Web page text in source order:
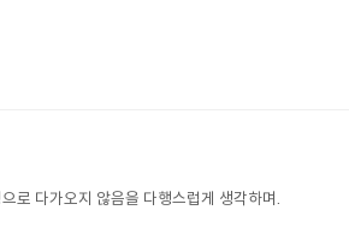
로 다가오지 않음을 다행스럽게 생각하며.